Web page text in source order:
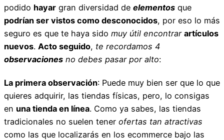
podido hayar gran diversidad de elementos que
podrían ser vistos como desconocidos, por eso lo más
seguro es que te haya sido muy útil encontrar artículos
nuevos. Acto seguido, te recordamos 4
observaciones no debes pasar por alto:
La primera observación: Puede muy bien ser que lo que
quieres adquirir, las tiendas físicas, pero, lo consigas
en una tienda en línea. Como ya sabes, las tiendas
tradicionales no suelen tener ofertas tan atractivas
como las que localizarás en los ecommerce bajo las